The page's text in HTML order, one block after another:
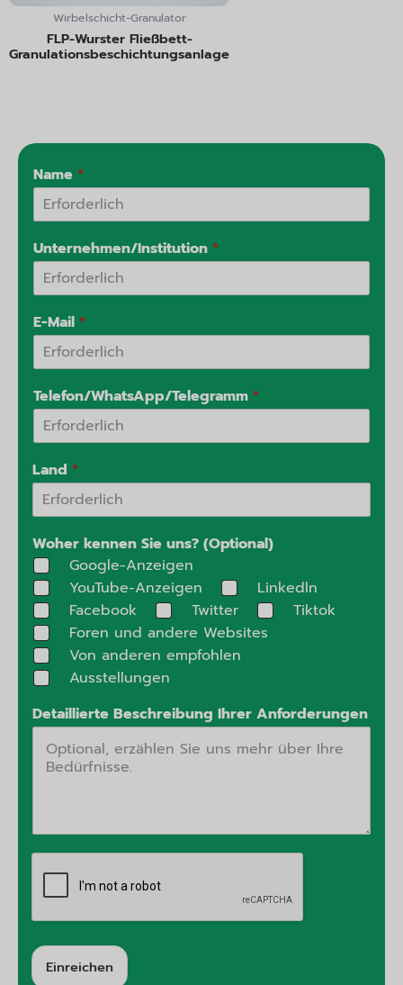
Wirbelschicht-Granulator
FLP-Wurster Fließbett-
Granulationsbeschichtungsanlage
Name *
Unternehmen/Institution *
E-Mail *
Telefon/WhatsApp/Telegramm *
Land *
Woher kennen Sie uns? (Optional)
Google-Anzeigen
YouTube-Anzeigen
Linkedln
Facebook
Twitter
Tiktok
Foren und andere Websites
Von anderen empfohlen
Ausstellungen
Detaillierte Beschreibung Ihrer Anforderungen
Einreichen